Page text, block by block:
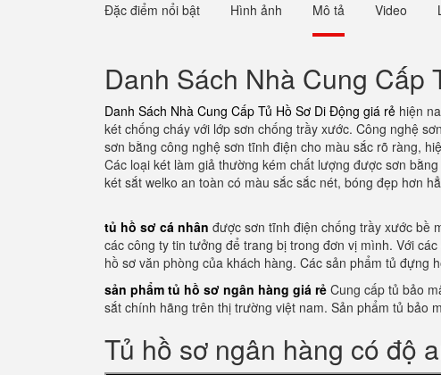
Đặc điểm nổi bật Hình ảnh Mô tả Video
Danh Sách Nhà Cung Cấp
Danh Sách Nhà Cung Cấp Tủ Hồ Sơ Di Động giá rẻ hiện
két chống cháy với lớp sơn chống trầy xước. Công nghệ
sơn bằng công nghệ sơn tĩnh điện cho màu sắc rõ ràng,
Các loại két làm giả thường kém chất lượng được sơn
két sắt welko an toàn có màu sắc sắc nét, bóng đẹp hơn
tủ hồ sơ cá nhân được sơn tĩnh điện chống trầy xước bề
các công ty tin tưởng để trang bị trong đơn vị mình. Với
hồ sơ văn phòng của khách hàng. Các sản phẩm tủ đựng
sản phẩm tủ hồ sơ ngân hàng giá rẻ Cung cấp tủ bảo
sắt chính hãng trên thị trường việt nam. Sản phẩm tủ bảo
Tủ hồ sơ ngân hàng có độ